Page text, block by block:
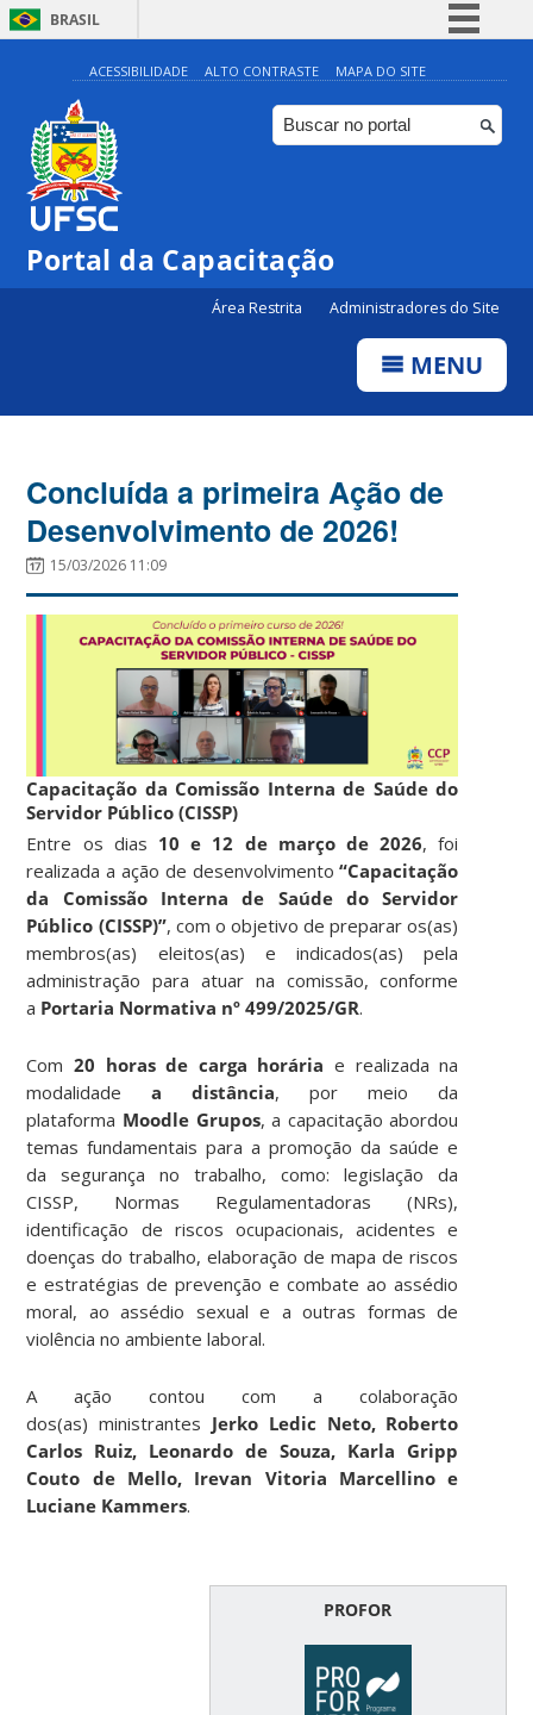
BRASIL
Simplifique!
Comunica BR
Participe
ACESSIBILIDADE ALTO CONTRASTE MAPA DO SITE
Portal da Capacitação
Área Restrita Administradores do Site
MENU
Concluída a primeira Ação de
Desenvolvimento de 2026!
15/03/2026 11:09
<img class=”alignnone wp-image-9611 size-full”
Capacitação da Comissão Interna de Saúde do
Servidor Público (CISSP)
Entre os dias 10 e 12 de março de 2026, foi
realizada a ação de desenvolvimento“Capacitação
da Comissão Interna de Saúde do Servidor
Público (CISSP)”, com o objetivo de preparar os(as)
membros(as) eleitos(as) e indicados(as) pela
administração para atuar na comissão, conforme
a Portaria Normativa nº 499/2025/GR.
Com20 horas de carga horária e realizada na
modalidadea distância, por meio da
plataforma Moodle Grupos, a capacitação abordou
temas fundamentais para a promoção da saúde e
da segurança no trabalho, como: legislação da
CISSP, Normas Regulamentadoras (NRs),
identificação de riscos ocupacionais, acidentes e
doenças do trabalho, elaboração de mapa de riscos
e estratégias de prevenção e combate ao assédio
moral, ao assédio sexual e a outras formas de
violência no ambiente laboral.
A ação contou com a colaboração
dos(as) ministrantes Jerko Ledic Neto, Roberto
Carlos Ruiz, Leonardo de Souza, Karla Gripp
Couto de Mello, Irevan Vitoria Marcellino e
Luciane Kammers.
PROFOR